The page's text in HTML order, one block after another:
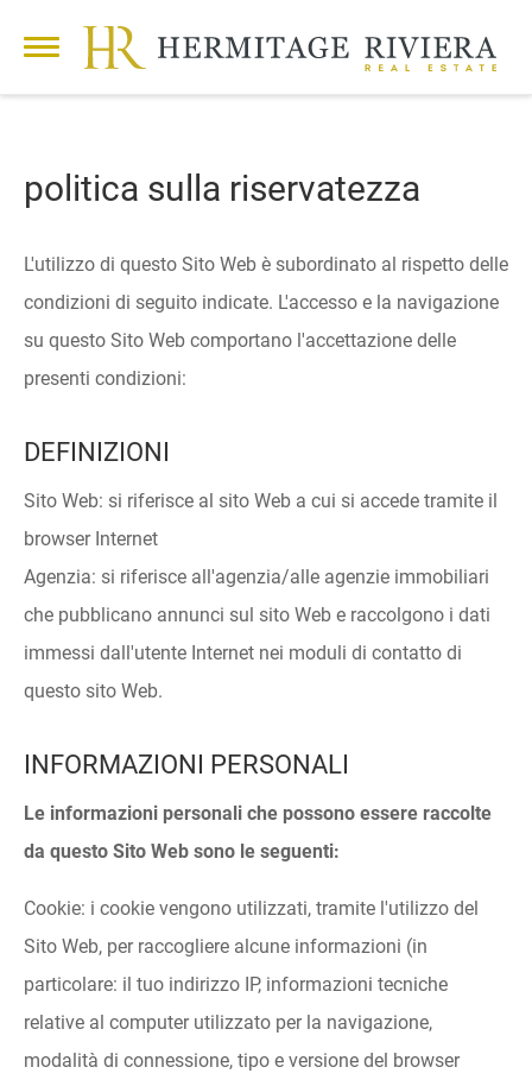
politica sulla riservatezza
L'utilizzo di questo Sito Web è subordinato al rispetto delle
condizioni di seguito indicate. L'accesso e la navigazione
su questo Sito Web comportano l'accettazione delle
presenti condizioni:
DEFINIZIONI
Sito Web: si riferisce al sito Web a cui si accede tramite il
browser Internet
Agenzia: si riferisce all'agenzia/alle agenzie immobiliari
che pubblicano annunci sul sito Web e raccolgono i dati
immessi dall'utente Internet nei moduli di contatto di
questo sito Web.
INFORMAZIONI PERSONALI
Le informazioni personali che possono essere raccolte
da questo Sito Web sono le seguenti:
Cookie: i cookie vengono utilizzati, tramite l'utilizzo del
Sito Web, per raccogliere alcune informazioni (in
particolare: il tuo indirizzo IP, informazioni tecniche
relative al computer utilizzato per la navigazione,
modalità di connessione, tipo e versione del browser